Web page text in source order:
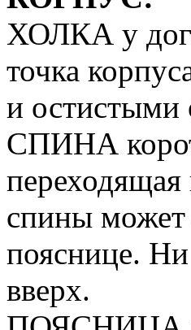
ХОЛКА у
точка
и остистыми
СПИНА
спины может
пояснице.
вверх.